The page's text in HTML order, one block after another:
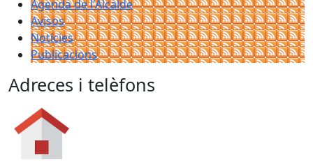
Agenda de l'Alcalde
Avisos
Notícies
Publicacions
Adreces i telèfons